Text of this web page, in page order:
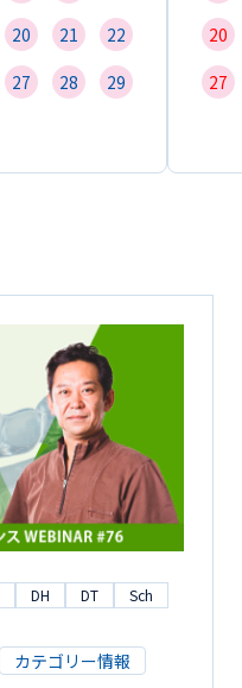
20 21
22
27 28
29
20
27
DH DT
Sch
カテゴリー情報